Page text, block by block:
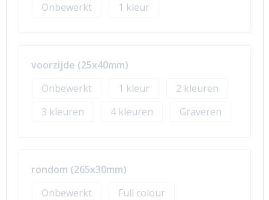
Onbewerkt
1
voorzijde (25x40mm)
Onbewerkt
1
2
3
4 Graveren
rondom (265x30mm)
Onbewerkt
Full colour